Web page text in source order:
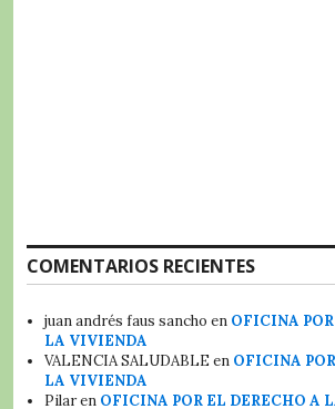
COMENTARIOS RECIENTES
juan andrés faus sancho en OFICINA
LA VIVIENDA
VALENCIA SALUDABLE en OFICINA
LA VIVIENDA
Pilaren OFICINA POR EL DERECHO A